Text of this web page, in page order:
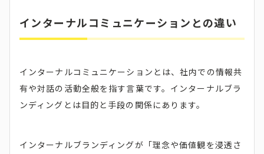
インターナルコミュニケーションとの違い
インターナルコミュニケーションとは、社内での情報共
有や対話の活動全般を指す言葉です。インターナルブラ
ンディングとは目的と手段の関係にあります。
インターナルブランディングが「理念や価値観を浸透さ